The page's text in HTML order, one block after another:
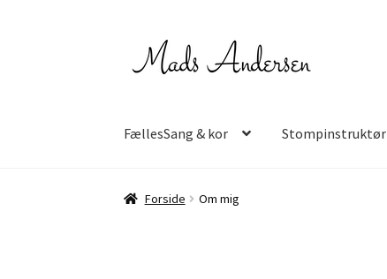
Spring
til
Spring
til
FællesSang & kor Stompinstruktør
Forside Om mig